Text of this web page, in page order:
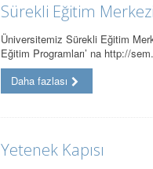
Sürekli Eğitim
Üniversitemiz Sürekli Eğitim
Eğitim Programları’ na http://
Daha fazlası
Yetenek Kapısı